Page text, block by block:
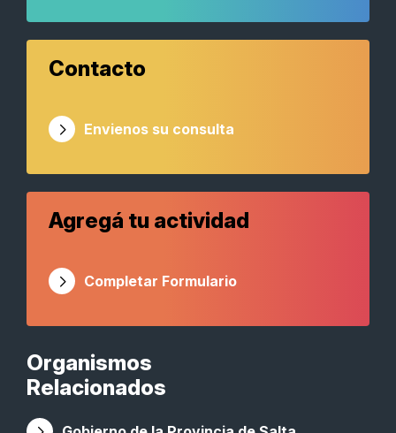
Organismos
Relacionados
Contacto
Envienos su consulta
Agregá tu actividad
Completar Formulario